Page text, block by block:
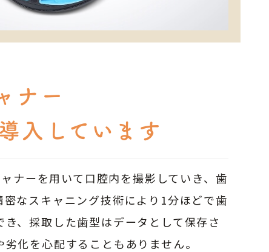
ナー
導入しています
ナーを用いて口腔内を撮影していき、歯
なスキャニング技術により1分ほどで歯
、採取した歯型はデータとして保存さ
化を心配することもありません。